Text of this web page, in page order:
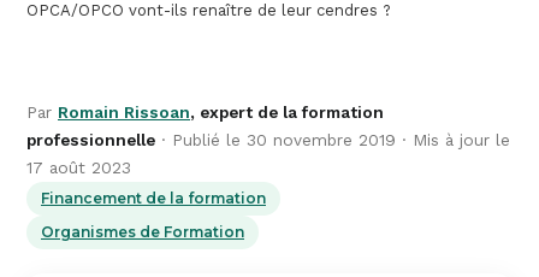
OPCA/OPCO vont-ils renaître de leur cendres ?
Par Romain Rissoan, expert de la formation
professionnelle · Publié le 30 novembre 2019 · Mis à jour le
17 août 2023
Financement de la formation
Organismes de Formation